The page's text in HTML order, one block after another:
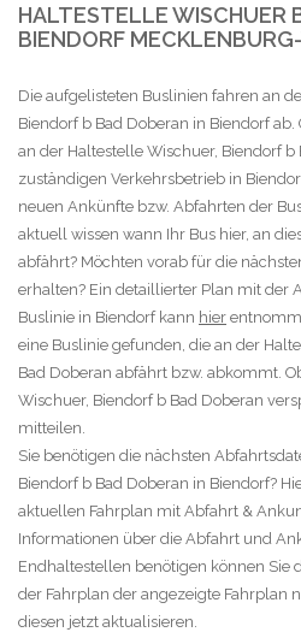
HALTESTELLE WISCHUER
BIENDORF
Die aufgelisteten Buslinien fahren an
Biendorf b Bad Doberan in Biendorf
an der Haltestelle Wischuer, Biendorf
zuständigen Verkehrsbetrieb in
neuen Ankünfte bzw. Abfahrten der
aktuell wissen wann Ihr Bus hier, an
abfährt? Möchten vorab für die
erhalten? Ein detaillierter Plan mit der
Buslinie in Biendorf kann hier
eine Buslinie gefunden, die an der
Bad Doberan abfährt bzw. abkommt.
Wischuer, Biendorf b Bad Doberan
mitteilen.
Sie benötigen die nächsten
Biendorf b Bad Doberan in Biendorf?
aktuellen Fahrplan mit Abfahrt &
Informationen über die Abfahrt und
Endhaltestellen benötigen können Sie
der Fahrplan der angezeigte Fahrplan
diesen jetzt aktualisieren.